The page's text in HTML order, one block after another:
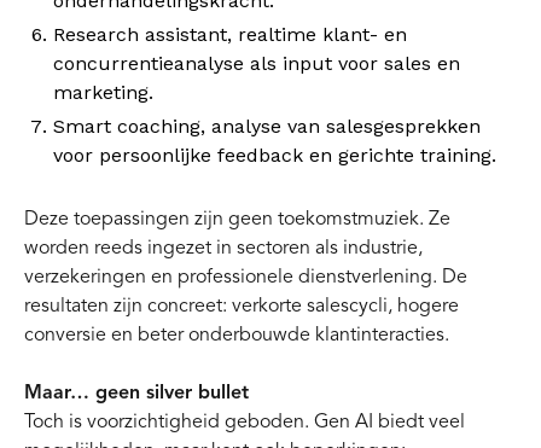
Research assistant, realtime klant- en
concurrentieanalyse als input voor sales en
marketing.
Smart coaching, analyse van salesgesprekken
voor persoonlijke feedback en gerichte training.
Deze toepassingen zijn geen toekomstmuziek. Ze
worden reeds ingezet in sectoren als industrie,
verzekeringen en professionele dienstverlening. De
resultaten zijn concreet: verkorte salescycli, hogere
conversie en beter onderbouwde klantinteracties.
Maar… geen silver bullet
Toch is voorzichtigheid geboden. Gen AI biedt veel